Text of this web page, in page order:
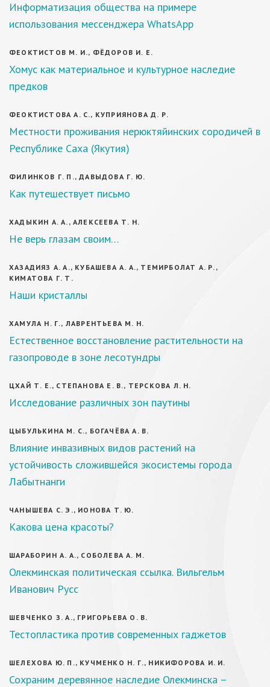
Информатизация общества на примере
использования мессенджера WhatsApp
ФЕОКТИСТОВ М. И., ФЁДОРОВ И. Е.
Хомус как материальное и культурное наследие
предков
ФЕОКТИСТОВА А. С., КУПРИЯНОВА Д. Р.
Местности проживания нерюктяйинских сородичей в
Республике Саха (Якутия)
ФИЛИНКОВ Г. П., ДАВЫДОВА Г. Ю.
Как путешествует письмо
ХАДЫКИН А. А., АЛЕКСЕЕВА Т. Н.
Не верь глазам своим…
ХАЗАДИЯЗ А. А., КУБАШЕВА А. А., ТЕМИРБОЛАТ А. Р.,
КИМАТОВА Г. Т.
Наши кристаллы
ХАМУЛА Н. Г., ЛАВРЕНТЬЕВА М. Н.
Естественное восстановление растительности на
газопроводе в зоне лесотундры
ЦХАЙ Т. Е., СТЕПАНОВА Е. В., ТЕРСКОВА Л. Н.
Исследование различных зон паутины
ЦЫБУЛЬКИНА М. С., БОГАЧЁВА А. В.
Влияние инвазивных видов растений на
устойчивость сложившейся экосистемы города
Лабытнанги
ЧАНЫШЕВА С. Э., ИОНОВА Т. Ю.
Какова цена красоты?
ШАРАБОРИН А. А., СОБОЛЕВА А. М.
Олекминская политическая ссылка. Вильгельм
Иванович Русс
ШЕВЧЕНКО З. А., ГРИГОРЬЕВА О. В.
Тестопластика против современных гаджетов
ШЕЛЕХОВА Ю. П., КУЧМЕНКО Н. Г., НИКИФОРОВА И. И.
Сохраним деревянное наследие Олекминска –